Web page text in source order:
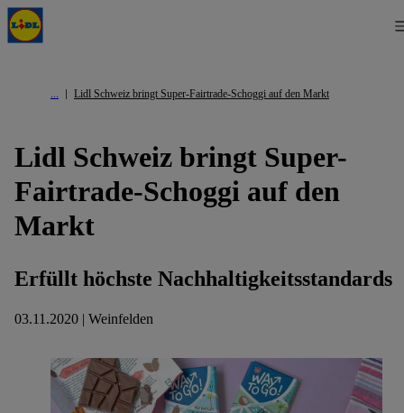
Lidl Schweiz bringt Super-Fairtrade-Schoggi auf den Markt
Lidl Schweiz bringt Super-
Fairtrade-Schoggi auf den
Markt
Erfüllt höchste Nachhaltigkeitsstandards
03.11.2020 | Weinfelden